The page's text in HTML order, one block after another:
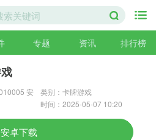
专题 资讯 排行榜
安
类别：卡牌游戏
时间：2025-05-07 10:20
安卓下载